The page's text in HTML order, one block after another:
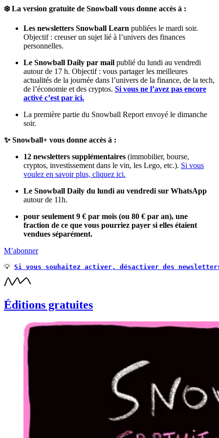
❄️ La version gratuite de Snowball vous donne accès à :
Les newsletters Snowball Learn publiées le mardi soir.
Objectif : creuser un sujet lié à l’univers des finances
personnelles.
Le Snowball Daily par mail publié du lundi au vendredi
autour de 17 h. Objectif : vous partager les meilleures
actualités de la journée dans l’univers de la finance, de la tech,
de l’économie et des cryptos. Si vous ne l’avez pas encore
activé c’est par ici.
La première partie du Snowball Report envoyé le dimanche
soir.
✨ Snowball+ vous donne accès à :
12 newsletters supplémentaires (immobilier, bourse,
cryptos, investissement dans le vin, les Lego, etc.). Si vous
voulez en savoir plus, cliquez ici.
Le Snowball Daily du lundi au vendredi sur WhatsApp
autour de 11h.
pour seulement 9 € par mois (ou 80 € par an), une
fraction de ce que vous pourriez payer si elles étaient
vendues séparément.
M’abonner
💡 Si vous souhaitez activer, désactiver des
Éditions gratuites